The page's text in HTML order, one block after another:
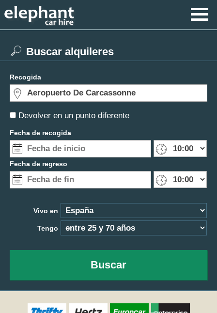
Devolver en un punto diferente
Buscar alquileres
Recogida
Fecha de recogida
Fecha de regreso
Vivo en
Tengo
Buscar